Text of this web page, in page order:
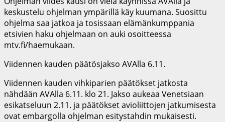
keskustelu ohjelman ympärillä käy kuumana. Suosittu
ohjelma saa jatkoa ja tosissaan elämänkumppania
etsivien haku ohjelmaan on auki osoitteessa
mtv.fi/haemukaan.
Viidennen kauden päätösjakso AVAlla 6.11.
Viidennen kauden vihkiparien päätökset jatkosta
nähdään AVAlla 6.11. klo 21. Jakso aukeaa Venetsiaan
esikatseluun 2.11. ja päätökset avioliittojen jatkumisesta
ovat embargolla ohjelman esitystahdin mukaisesti.